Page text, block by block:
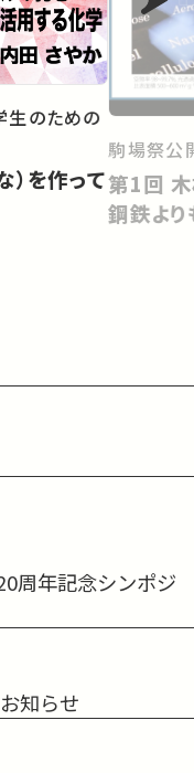
生のための
）を作って
駒場祭公
第1回 木材のナノテクノロジー：
鋼鉄よ
周年記念シンポジ
知らせ